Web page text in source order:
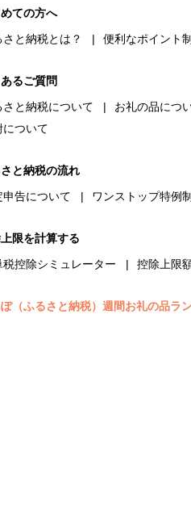
ての方へ
さと納税とは？
便利なポイント制
るご質問
さと納税について
お礼の品につ
について
と納税の流れ
申告について
ワンストップ特例
限を計算する
税控除シミュレーター
控除上限
（ふるさと納税）週間お礼の品ラ